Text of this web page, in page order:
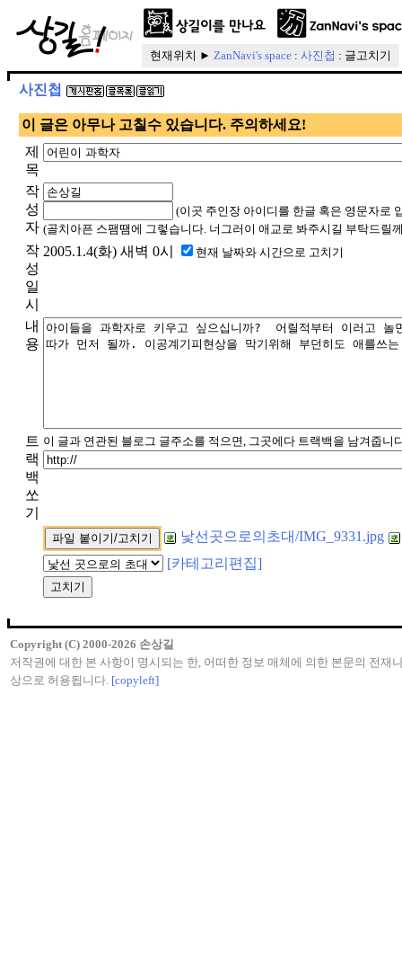
현재위치 ► ZanNavi's space : 사진첩 : 글고치기
사진첩
이 글은 아무나 고칠수 있습니다. 주의하세요!
제
목
작
성
자
(이곳 주인장 아이디를 한글 혹은 영문자로
(골치아픈 스팸땜에 그렇습니다. 너그러이 애교로 봐주시길 부탁드릴
작
성
일
시
2005.1.4(화) 새벽 0시 현재 날짜와 시간으로 고치기
내
용
트
랙
백
쏘
기
이 글과 연관된 블로그 글주소를 적으면, 그곳에다 트랙백을 남겨줍니
낯선곳으로의초대/IMG_9331.jpg
[카테고리편집]
Copyright (C) 2000-2026 손상길
저작권에 대한 본 사항이 명시되는 한, 어떠한 정보 매체에 의한 본문의 전재
상으로 허용됩니다. [copyleft]